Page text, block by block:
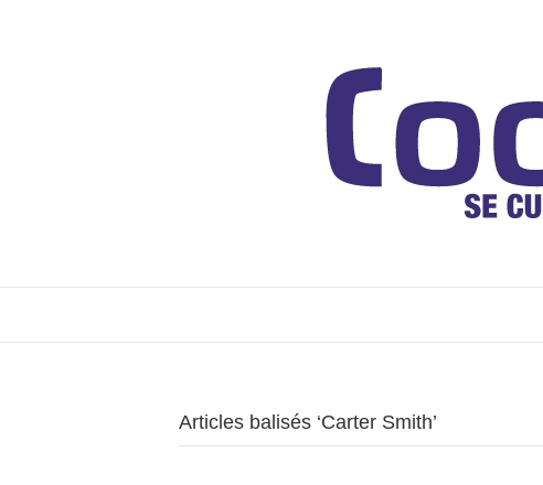
Articles balisés ‘Carter Smith’